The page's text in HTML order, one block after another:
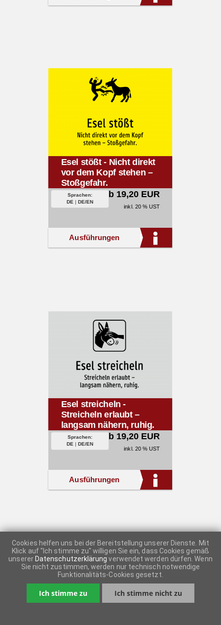
Cookies helfen uns bei der Bereitstellung unserer Dienste. Mit
Klick auf "Ich stimme zu" willigen Sie ein, dass Cookies gemäß
unserer Datenschutzerklärung verwendet werden dürfen. Wenn
Sie nicht zustimmen, werden nur technisch notwendige
Funktionalitäts-Cookies gesetzt.
Ich stimme zu Ich stimme nicht zu
Esel stößt - Nicht direkt
vor dem Kopf stehen –
Stoßgefahr.
Sprachen:
DE | DE/EN
ab 19,20 EUR
inkl. 20 % UST
Ausführungen
Esel streicheln -
Streicheln erlaubt –
langsam nähern, ruhig.
Sprachen:
DE | DE/EN
ab 19,20 EUR
inkl. 20 % UST
Ausführungen